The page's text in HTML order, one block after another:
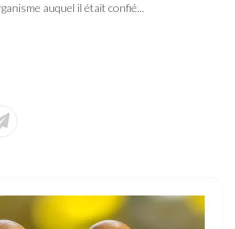
auquel il était confié...